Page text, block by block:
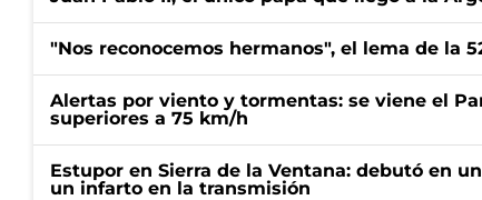
"Nos reconocemos hermanos", el lema de la
Alertas por viento y tormentas: se viene el
superiores a 75 km/h
Estupor en Sierra de la Ventana: debutó en
un infarto en la transmisión